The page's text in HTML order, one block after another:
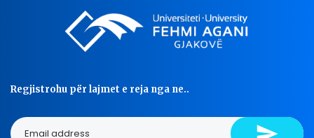
Regjistrohu për lajmet e reja nga ne..